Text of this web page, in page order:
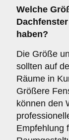
Welche
haben?
Die Größe
sollten auf
Räume in
Größere
können den
Empfehlung